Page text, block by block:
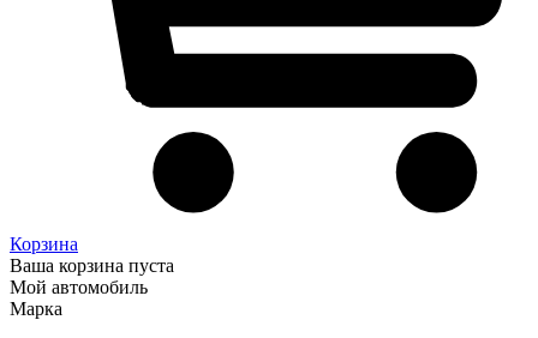
Корзина
Ваша корзина пуста
Мой автомобиль
Марка